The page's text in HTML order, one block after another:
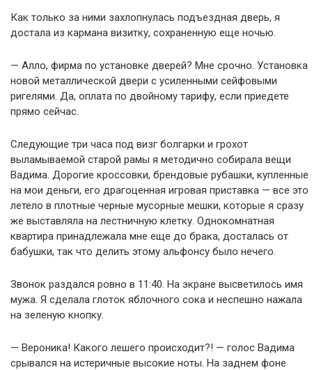
Как только за ними захлопнулась подъездная дверь, я
достала из кармана визитку, сохраненную еще ночью.
— Алло, фирма по установке дверей? Мне срочно. Установка
новой металлической двери с усиленными сейфовыми
ригелями. Да, оплата по двойному тарифу, если приедете
прямо сейчас.
Следующие три часа под визг болгарки и грохот
выламываемой старой рамы я методично собирала вещи
Вадима. Дорогие кроссовки, брендовые рубашки, купленные
на мои деньги, его драгоценная игровая приставка — все это
летело в плотные черные мусорные мешки, которые я сразу
же выставляла на лестничную клетку. Однокомнатная
квартира принадлежала мне еще до брака, досталась от
бабушки, так что делить этому альфонсу было нечего.
Звонок раздался ровно в 11:40. На экране высветилось имя
мужа. Я сделала глоток яблочного сока и неспешно нажала
на зеленую кнопку.
— Вероника! Какого лешего происходит?! — голос Вадима
срывался на истеричные высокие ноты. На заднем фоне